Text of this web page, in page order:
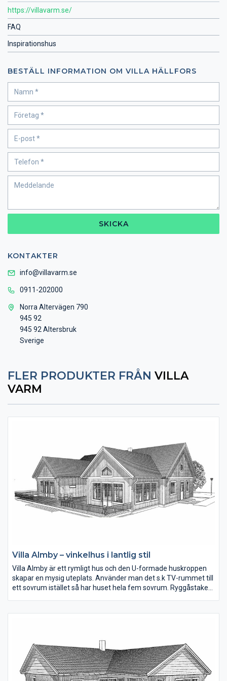
https://villavarm.se/
FAQ
Inspirationshus
BESTÄLL INFORMATION OM VILLA HÄLLFORS
SKICKA
KONTAKTER
info@villavarm.se
0911-202000
Norra Altervägen 790
945 92
945 92 Altersbruk
Sverige
FLER PRODUKTER FRÅN VILLA
VARM
Villa Almby – vinkelhus i lantlig stil
Villa Almby är ett rymligt hus och den U-formade huskroppen
skapar en mysig uteplats. Använder man det s.k TV-rummet till
ett sovrum istället så har huset hela fem sovrum. Ryggåstaket